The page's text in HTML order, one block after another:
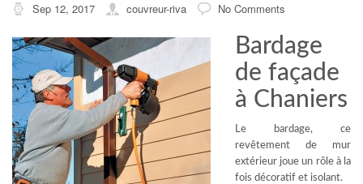
Sep 12, 2017 couvreur-riva No Comments
Bardage
de façade
à Chaniers
Le bardage, ce
revêtement de mur
extérieur joue un rôle à la
fois décoratif et isolant.